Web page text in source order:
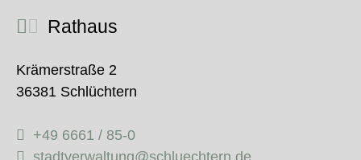
Rathaus
Krämerstraße 2
36381 Schlüchtern
+49 6661 / 85-0
stadtverwaltung@schluechtern.de